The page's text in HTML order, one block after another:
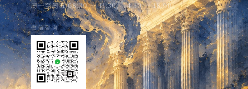
周一至周五 08:30 — 11:30，14:30 — 18:00
微信咨询